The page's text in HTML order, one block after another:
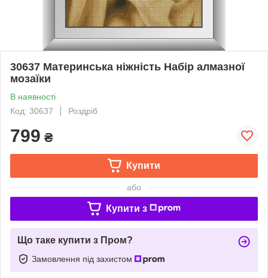
30637 Материнська ніжність Набір алмазної
мозаїки
В наявності
Код: 30637
Роздріб
799 ₴
Купити
або
Купити з
Що таке купити з Пром?
Замовлення під захистом